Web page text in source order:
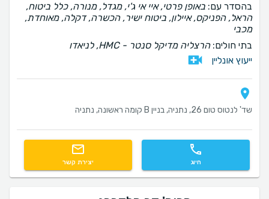
בהסדר עם: באופן פרטי, איי אי ג'י, מגדל, מנורה, כלל ביטוח,
הראל, הפניקס, איילון, ביטוח ישיר, הכשרה, דקלה, מאוחדת,
מכבי
בתי חולים:הרצליה מדיקל סנטר - HMC, לניאדו
ייעוץ אונליין
שד' לנטוס טום 26, נתניה, בניין B קומה ראשונה, נתניה
חיוג יצירת קשר